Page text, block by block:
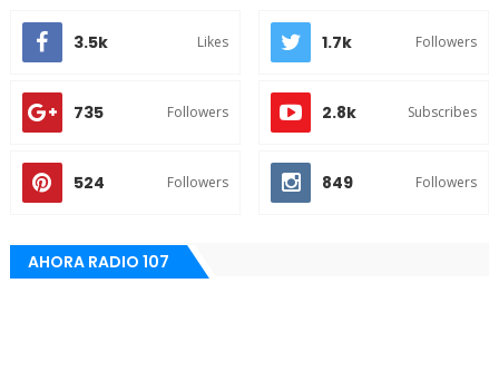
3.5k Likes 1.7k Followers
735 Followers 2.8k Subscribes
524 Followers 849 Followers
AHORA RADIO 107